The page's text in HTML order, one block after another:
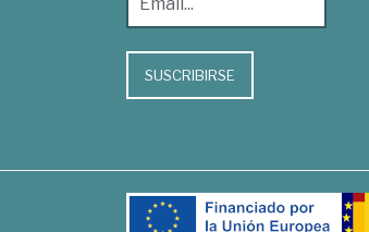
SUSCRIBIRSE